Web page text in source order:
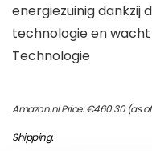
energiezuinig dankzij
technologie en
Technologie
Amazon.nl Price:€460.30(as of
Shipping.